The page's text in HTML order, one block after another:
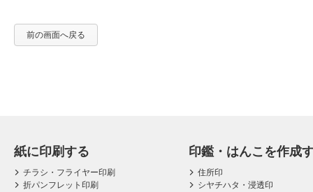
前の画面へ戻る
紙に印刷する
チラシ・フライヤー印刷
折パンフレット印刷
印鑑・はんこを作成
住所印
シヤチハタ・浸透印